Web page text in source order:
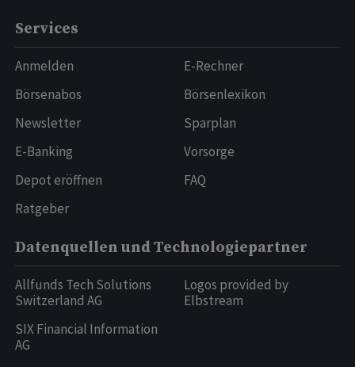
Services
Anmelden
Börsenabos
Newsletter
E-Banking
Depot eröffnen
Ratgeber
E-Rechner
Börsenlexikon
Sparplan
Vorsorge
FAQ
Datenquellen und Technologiepartner
Allfunds Tech Solutions
Switzerland AG
SIX Financial Information
AG
Logos provided by
Elbstream